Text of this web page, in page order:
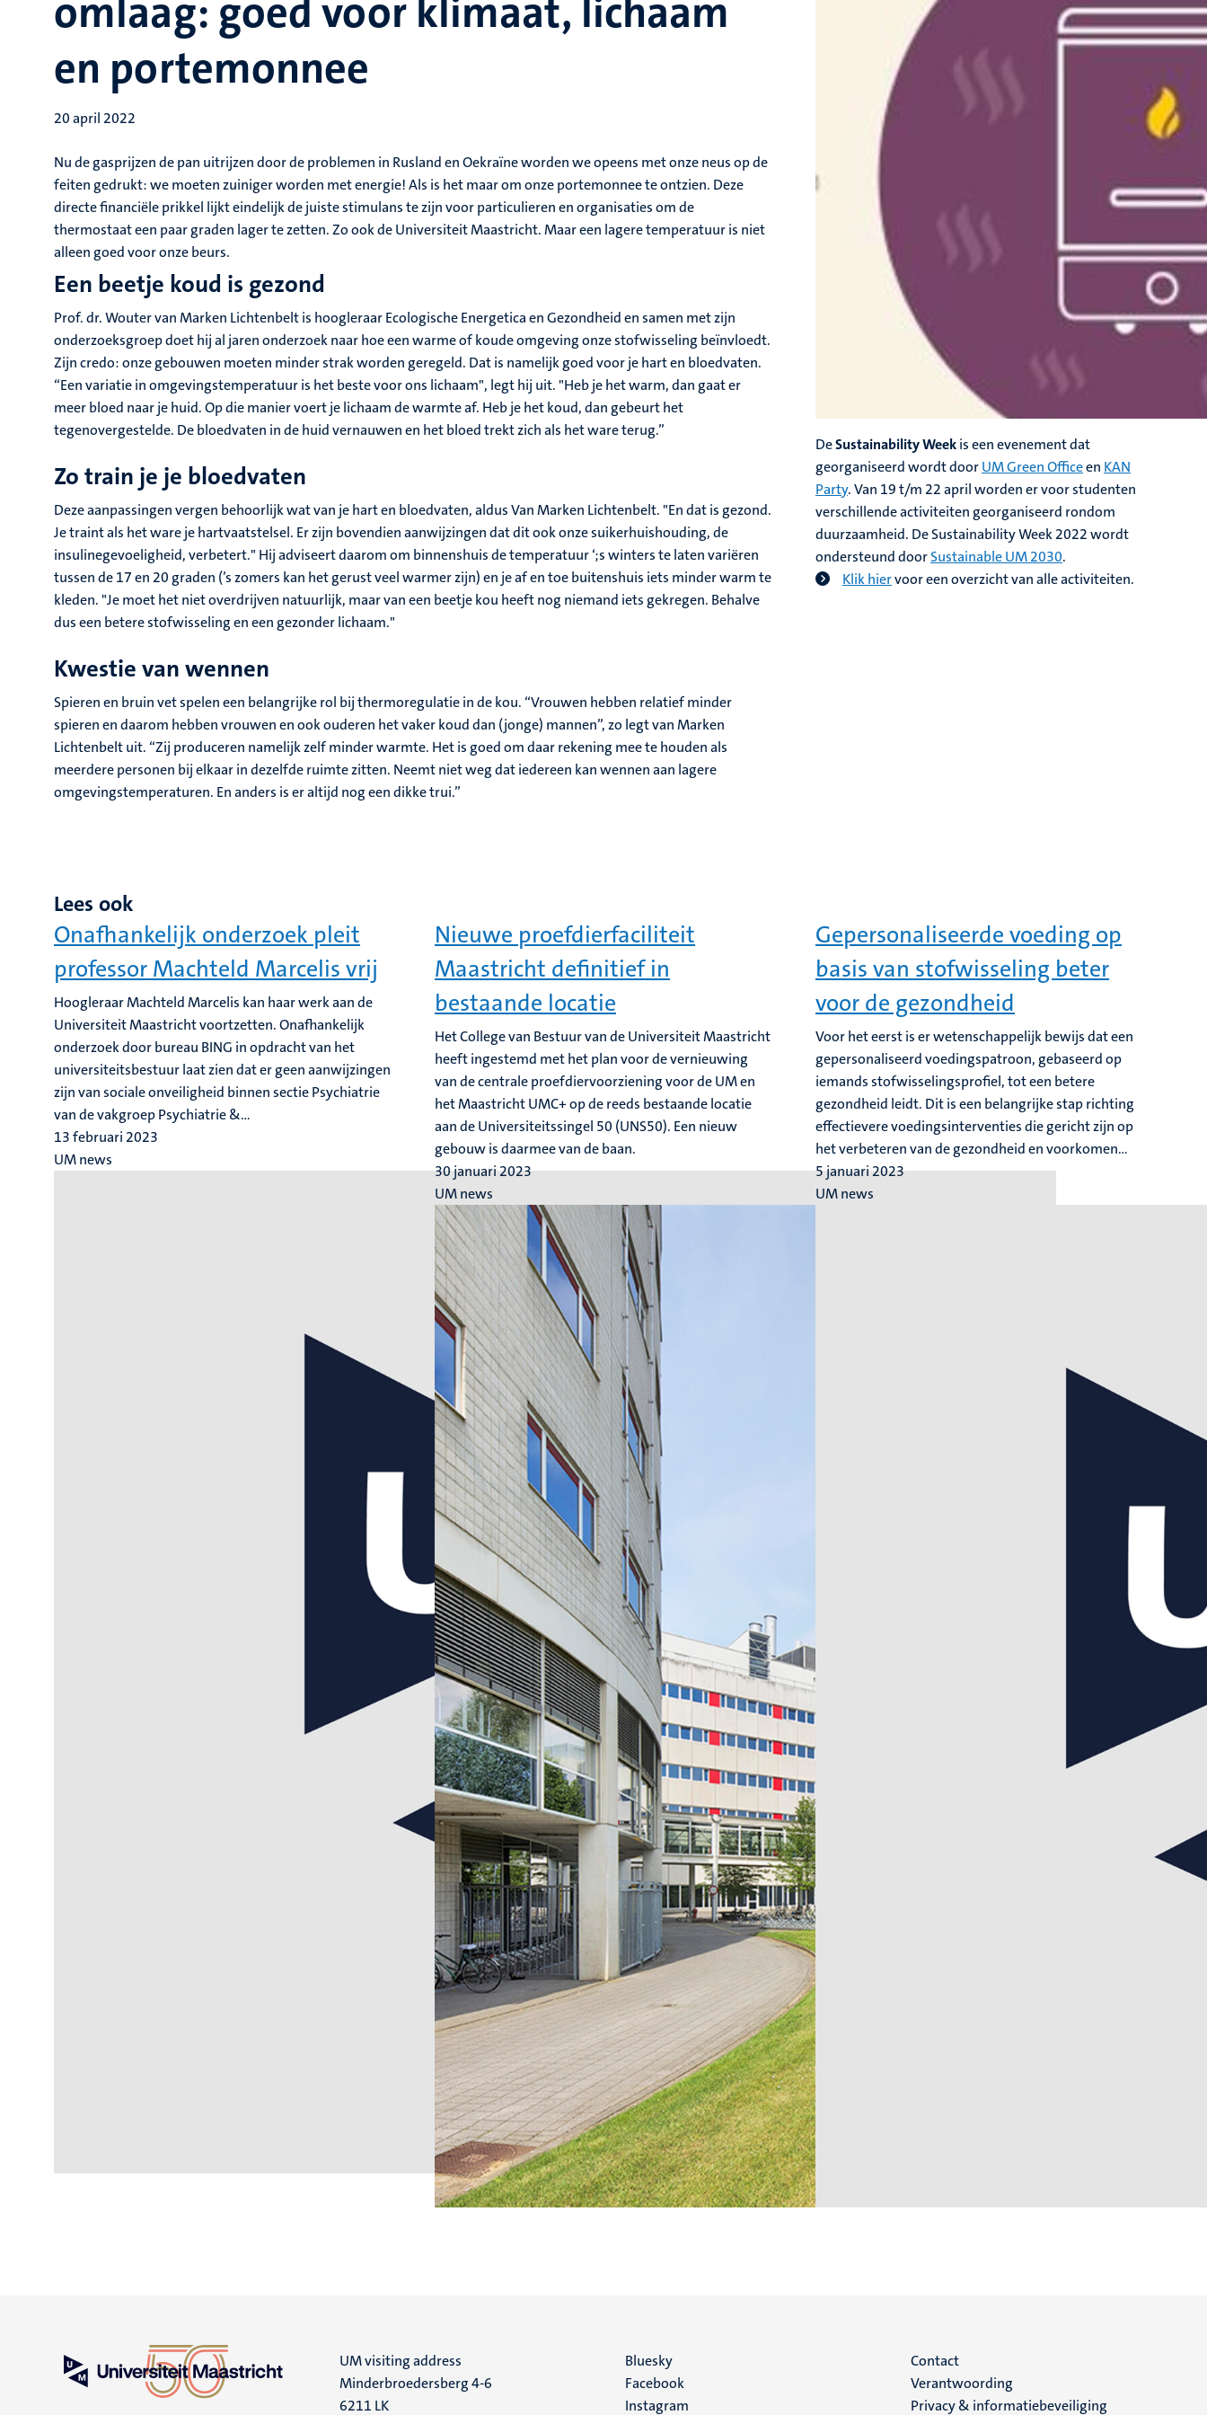
omlaag: goed voor klimaat, lichaam
en portemonnee
20 april 2022
Nu de gasprijzen de pan uitrijzen door de problemen in Rusland en Oekraïne worden we opeens met onze neus op de
feiten gedrukt: we moeten zuiniger worden met energie! Als is het maar om onze portemonnee te ontzien. Deze
directe financiële prikkel lijkt eindelijk de juiste stimulans te zijn voor particulieren en organisaties om de
thermostaat een paar graden lager te zetten. Zo ook de Universiteit Maastricht. Maar een lagere temperatuur is niet
alleen goed voor onze beurs.
Een beetje koud is gezond
Prof. dr. Wouter van Marken Lichtenbelt is hoogleraar Ecologische Energetica en Gezondheid en samen met zijn
onderzoeksgroep doet hij al jaren onderzoek naar hoe een warme of koude omgeving onze stofwisseling beïnvloedt.
Zijn credo: onze gebouwen moeten minder strak worden geregeld. Dat is namelijk goed voor je hart en bloedvaten.
“Een variatie in omgevingstemperatuur is het beste voor ons lichaam", legt hij uit. "Heb je het warm, dan gaat er
meer bloed naar je huid. Op die manier voert je lichaam de warmte af. Heb je het koud, dan gebeurt het
tegenovergestelde. De bloedvaten in de huid vernauwen en het bloed trekt zich als het ware terug.”
Zo train je je bloedvaten
Deze aanpassingen vergen behoorlijk wat van je hart en bloedvaten, aldus Van Marken Lichtenbelt. "En dat is gezond.
Je traint als het ware je hartvaatstelsel. Er zijn bovendien aanwijzingen dat dit ook onze suikerhuishouding, de
insulinegevoeligheid, verbetert." Hij adviseert daarom om binnenshuis de temperatuur ‘;s winters te laten variëren
tussen de 17 en 20 graden (’s zomers kan het gerust veel warmer zijn) en je af en toe buitenshuis iets minder warm te
kleden. "Je moet het niet overdrijven natuurlijk, maar van een beetje kou heeft nog niemand iets gekregen. Behalve
dus een betere stofwisseling en een gezonder lichaam."
Kwestie van wennen
Spieren en bruin vet spelen een belangrijke rol bij thermoregulatie in de kou. “Vrouwen hebben relatief minder
spieren en daarom hebben vrouwen en ook ouderen het vaker koud dan (jonge) mannen”, zo legt van Marken
Lichtenbelt uit. “Zij produceren namelijk zelf minder warmte. Het is goed om daar rekening mee te houden als
meerdere personen bij elkaar in dezelfde ruimte zitten. Neemt niet weg dat iedereen kan wennen aan lagere
omgevingstemperaturen. En anders is er altijd nog een dikke trui.”
DeSustainability Weekis een evenement dat
georganiseerd wordt doorUM Green Officeen KAN
Party. Van 19 t/m 22 april worden er voor studenten
verschillende activiteiten georganiseerd rondom
duurzaamheid. De Sustainability Week 2022 wordt
ondersteund doorSustainable UM 2030.
Klik hiervoor een overzicht van alle activiteiten.
Lees ook
Onafhankelijk onderzoek pleit
professor Machteld Marcelis vrij
Hoogleraar Machteld Marcelis kan haar werk aan de
Universiteit Maastricht voortzetten. Onafhankelijk
onderzoek door bureau BING in opdracht van het
universiteitsbestuur laat zien dat er geen aanwijzingen
zijn van sociale onveiligheid binnen sectie Psychiatrie
van de vakgroep Psychiatrie &...
13 februari 2023
UM news
Nieuwe proefdierfaciliteit
Maastricht definitief in
bestaande locatie
Het College van Bestuur van de Universiteit Maastricht
heeft ingestemd met het plan voor de vernieuwing
van de centrale proefdiervoorziening voor de UM en
het Maastricht UMC+ op de reeds bestaande locatie
aan de Universiteitssingel 50 (UNS50). Een nieuw
gebouw is daarmee van de baan.
30 januari 2023
UM news
Gepersonaliseerde voeding op
basis van stofwisseling beter
voor de gezondheid
Voor het eerst is er wetenschappelijk bewijs dat een
gepersonaliseerd voedingspatroon, gebaseerd op
iemands stofwisselingsprofiel, tot een betere
gezondheid leidt. Dit is een belangrijke stap richting
effectievere voedingsinterventies die gericht zijn op
het verbeteren van de gezondheid en voorkomen...
5 januari 2023
UM news
UM visiting address
Minderbroedersberg 4-6
6211 LK
Social
media
Bluesky
Facebook
Instagram
Menu
footer
Contact
Verantwoording
Privacy & informatiebeveiliging